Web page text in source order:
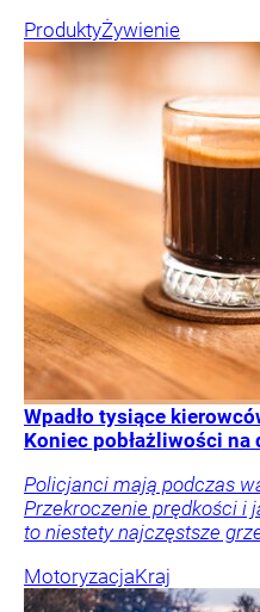
ProduktyŻywienie
Wpadło tysiące
Koniec pobłażliwości na
Policjanci mają podczas
Przekroczenie prędkości i
to niestety najczęstsze
MotoryzacjaKraj